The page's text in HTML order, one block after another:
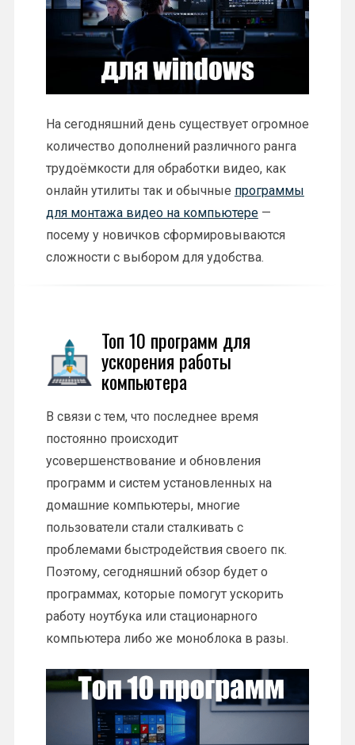
На сегодняшний день существует огромное
количество дополнений различного ранга
трудоёмкости для обработки видео, как
онлайн утилиты так и обычные программы
для монтажа видео на компьютере—
посемуу новичков сформировываются
сложностис выбором для удобства.
Топ 10 программ для
ускорения работы
компьютера
В связи с тем, что последнее время
постоянно происходит
усовершенствование и обновления
программ и систем установленных на
домашние компьютеры, многие
пользователи стали сталкивать с
проблемами быстродействия своего пк.
Поэтому, сегодняшний обзор будет о
программах, которые помогут ускорить
работу ноутбука или стационарного
компьютера либо же моноблока в разы.